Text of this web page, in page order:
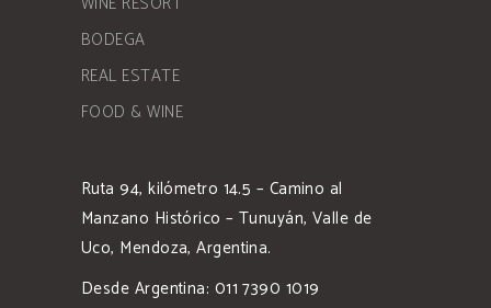
BODEGA
REAL ESTATE
FOOD & WINE
Ruta 94, kilómetro 14.5 – Camino al
Manzano Histórico – Tunuyán, Valle de
Uco, Mendoza, Argentina.
Desde Argentina: 011 7390 1019